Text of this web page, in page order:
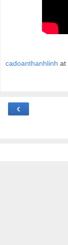
cadoanthanhlinh at
‹